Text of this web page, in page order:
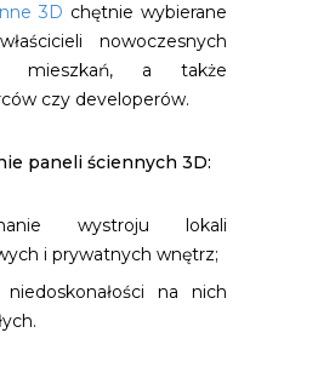
3D chętnie wybierane
nowoczesnych
mieszkań, a także
czy developerów.
paneli ściennych 3D:
wystroju lokali
i prywatnych wnętrz;
niedoskonałości na nich